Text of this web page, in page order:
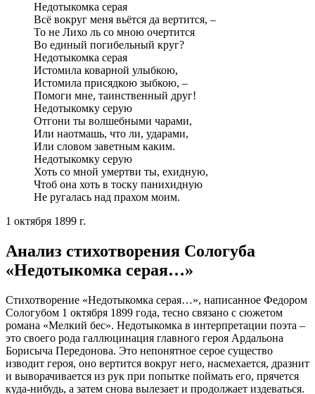
Недотыкомка серая
Всё вокруг меня вьётся да вертится, –
То не Лихо ль со мною очертится
Во единый погибельный круг?
Недотыкомка серая
Истомила коварной улыбкою,
Истомила присядкою зыбкою, –
Помоги мне, таинственный друг!
Недотыкомку серую
Отгони ты волшебными чарами,
Или наотмашь, что ли, ударами,
Или словом заветным каким.
Недотыкомку серую
Хоть со мной умертви ты, ехидную,
Чтоб она хоть в тоску панихидную
Не ругалась над прахом моим.
1 октября 1899 г.
Анализ стихотворения Сологуба
«Недотыкомка серая…»
Стихотворение «Недотыкомка серая…», написанное Федором
Сологубом 1 октября 1899 года, тесно связано с сюжетом
романа «Мелкий бес». Недотыкомка в интерпретации поэта –
это своего рода галлюцинация главного героя Ардальона
Борисыча Передонова. Это непонятное серое существо
изводит героя, оно вертится вокруг него, насмехается, дразнит
и выворачивается из рук при попытке поймать его, прячется
куда-нибудь, а затем снова вылезает и продолжает издеваться.